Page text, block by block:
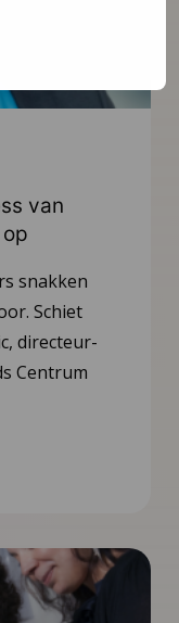
van
snakken
Schiet
directeur-
Centrum